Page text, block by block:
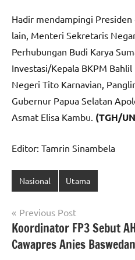
Hadir mendampingi
lain, Menteri Sekretaris
Perhubungan Budi Karya
Investasi/Kepala BKPM
Negeri Tito Karnavian,
Gubernur Papua Selatan
Asmat Elisa Kambu. (TGH/
Editor: Tamrin Sinambela
Nasional Utama
Navigasi
pos
Previous Post
Koordinator FP3 Sebut
Cawapres Anies Baswedan